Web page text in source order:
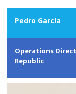
Pedro García
Operations
Republic